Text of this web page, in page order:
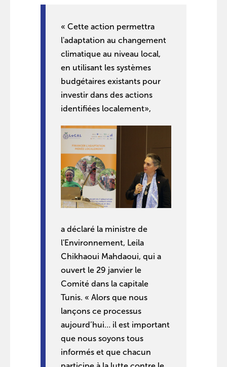
« Cette action permettra
l'adaptation au changement
climatique au niveau local,
en utilisant les systèmes
budgétaires existants pour
investir dans des actions
identifiées localement»,
a déclaré la ministre de
l'Environnement, Leila
Chikhaoui Mahdaoui, qui a
ouvert le 29 janvier le
Comité dans la capitale
Tunis. « Alors que nous
lançons ce processus
aujourd’hui… il est important
que nous soyons tous
informés et que chacun